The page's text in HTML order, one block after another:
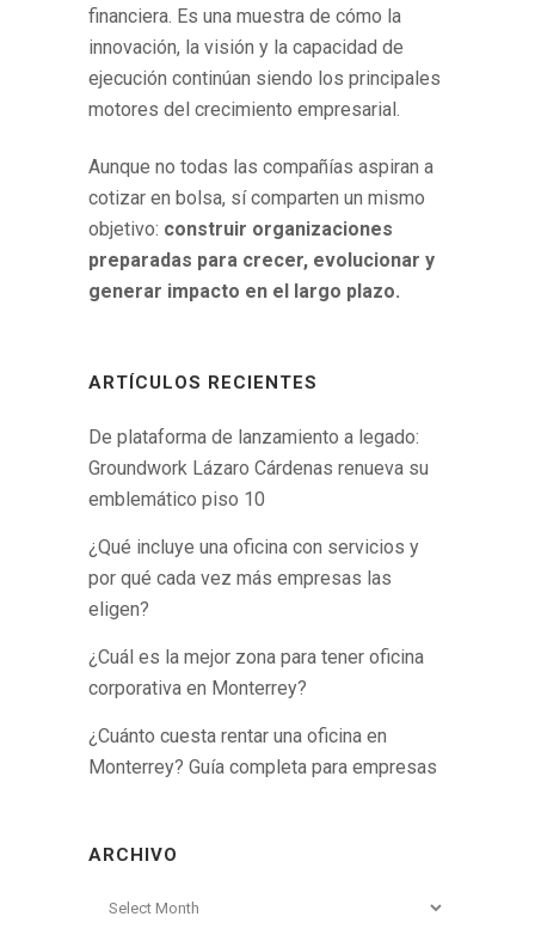
financiera. Es una muestra de cómo la
innovación, la visión y la capacidad de
ejecución continúan siendo los principales
motores del crecimiento empresarial.
Aunque no todas las compañías aspiran a
cotizar en bolsa, sí comparten un mismo
objetivo: construir organizaciones
preparadas para crecer, evolucionar y
generar impacto en el largo plazo.
ARTÍCULOS RECIENTES
De plataforma de lanzamiento a legado:
Groundwork Lázaro Cárdenas renueva su
emblemático piso 10
¿Qué incluye una oficina con servicios y
por qué cada vez más empresas las
eligen?
¿Cuál es la mejor zona para tener oficina
corporativa en Monterrey?
¿Cuánto cuesta rentar una oficina en
Monterrey? Guía completa para empresas
ARCHIVO
Archivo